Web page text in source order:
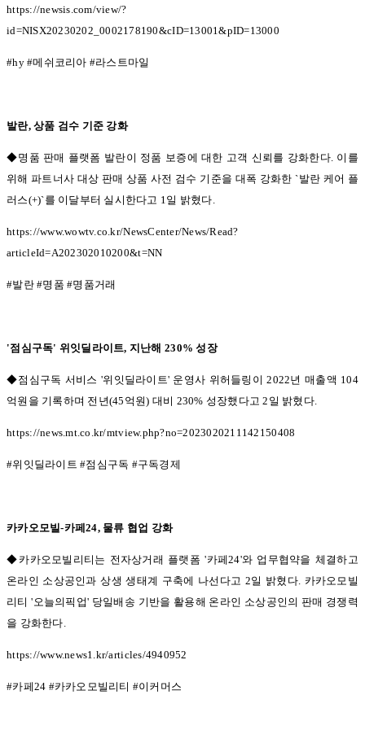
https://newsis.com/view/?
id=NISX20230202_0002178190&cID=13001&pID=13000
#hy #메쉬코리아 #라스트마일
발란,상품 검수 기준 강화
◆명품 판매 플랫폼 발란이 정품 보증에 대한 고객 신뢰를 강화한다. 이를
위해 파트너사 대상 판매 상품 사전 검수 기준을 대폭 강화한 `발란 케어 플
러스(+)`를 이달부터 실시한다고 1일 밝혔다.
https://www.wowtv.co.kr/NewsCenter/News/Read?
articleId=A202302010200&t=NN
#발란#명품#명품거래
'점심구독' 위잇딜라이트, 지난해 230%성장
◆점심구독 서비스 '위잇딜라이트' 운영사 위허들링이2022년 매출액 104
억원을 기록하며 전년(45 억원) 대비 230% 성장했다고2 일 밝혔다.
https://news.mt.co.kr/mtview.php?no=2023020211142150408
#위잇딜라이트#점심구독 #구독경제
카카오모빌-카페24, 물류 협업 강화
◆카카오모빌리티는 전자상거래 플랫폼 '카페24'와 업무협약을 체결하고
온라인 소상공인과 상생 생태계 구축에 나선다고 2일 밝혔다. 카카오모빌
리티'오늘의픽업' 당일배송 기반을 활용해 온라인 소상공인의 판매 경쟁력
을 강화한다.
https://www.news1.kr/articles/4940952
#카페24 #카카오모빌리티 #이커머스